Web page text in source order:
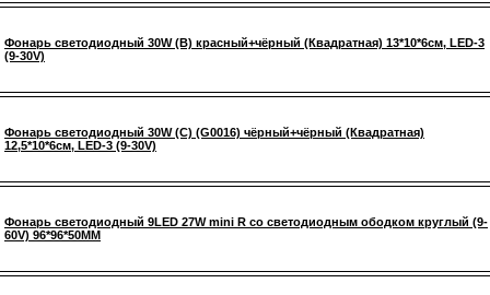
Фонарь светодиодный 30W (B) красный+чёрный (Квадратная) 13*10*6см, LED-3
(9-30V)
Фонарь светодиодный 30W (C) (G0016) чёрный+чёрный (Квадратная)
12,5*10*6см, LED-3 (9-30V)
Фонарь светодиодный 9LED 27W mini R со светодиодным ободком круглый (9-
60V) 96*96*50MM